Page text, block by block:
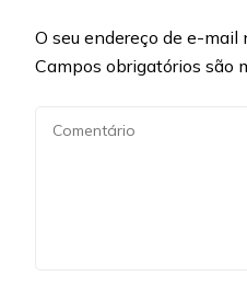
O seu endereço de e-mail
Campos obrigatórios são